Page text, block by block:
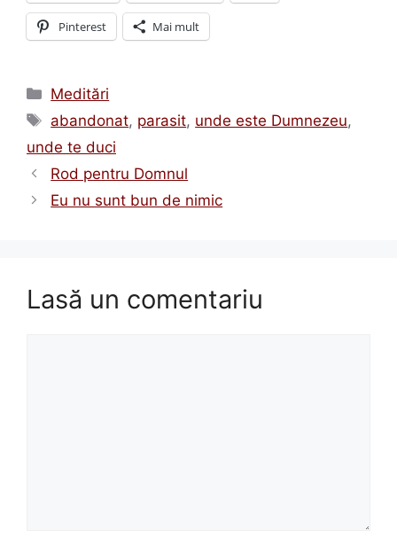
Pinterest Mai mult
Categorii
Meditări
Etichete
abandonat, parasit, unde este Dumnezeu,
unde te duci
Rod pentru Domnul
Eu nu sunt bun de nimic
Lasă un comentariu